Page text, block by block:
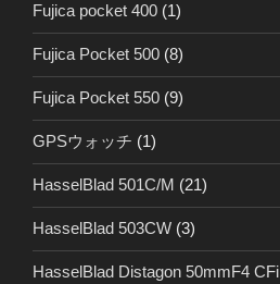
Fujica pocket 400 (1)
Fujica Pocket 500 (8)
Fujica Pocket 550 (9)
GPSウォッチ (1)
HasselBlad 501C/M (21)
HasselBlad 503CW (3)
HasselBlad Distagon 50mmF4 CFi